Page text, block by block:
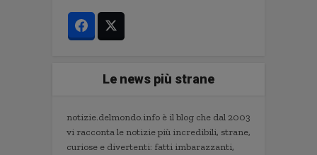
Le news più strane
notizie.delmondo.info è il blog che dal 2003
vi racconta le notizie più incredibili, strane,
curiose e divertenti: fatti imbarazzanti,